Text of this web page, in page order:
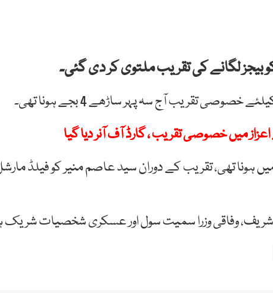
بیجز لگانے کی تقریب ملتوی کر دی گئی۔
تقریب آج سہ پہر ساڑھے 4 بجے ہونا تھی۔
میں خصوصی تقریب ، گارڈ آف آنر دیا گیا
ہونا تھی، تقریب کے دوران سید عاصم منیر کو فیلڈ
شریف، وفاقی وزرا سمیت سول اور عسکری شخصیات